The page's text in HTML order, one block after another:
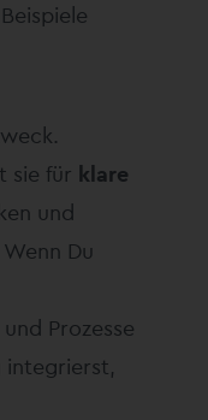
sie für klare
und
Du
Prozesse
integrierst,